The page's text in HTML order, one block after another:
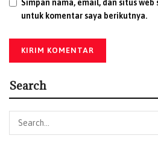
Untuk informasi lebih lanjut,
menghubungi Pertamina Contact
melayani pertanyaan terkait
perusahaan.(Rilis)
Simpan nama, email, dan situs web
untuk komentar saya berikutnya.
Search